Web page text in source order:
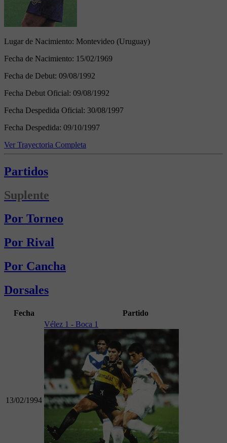
Lugar de Nacimiento: Montevideo (Uruguay)
Fecha de Nacimiento: 15/02/1969
Fecha de Debut: 09/08/1992
Fecha Debut Oficial: 09/08/1992
Fecha Despedida Oficial: 30/08/1997
Fecha Despedida: 09/10/1997
Ver Trayectoria Completa
Partidos
Suplente
Por Torneo
Por Rival
Por Cancha
Dorsales
Fecha Partido
13/02/1994
Vélez 1 - Boca 1